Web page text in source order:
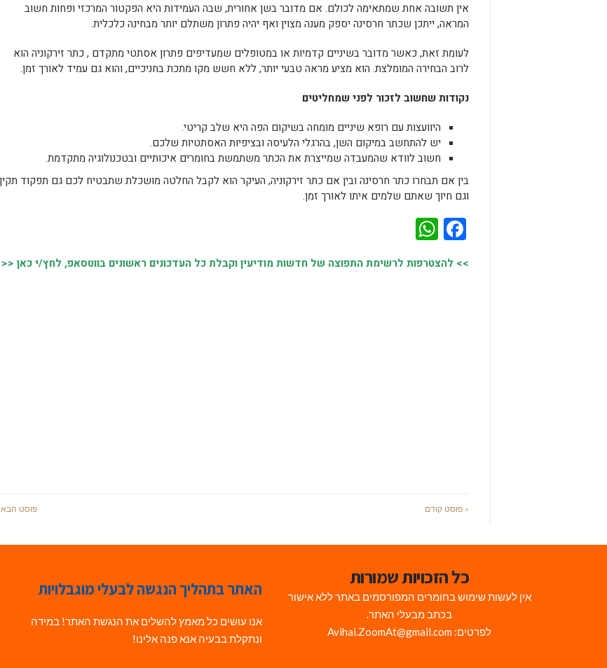
אין תשובה אחת שמתאימה לכולם. אם מדובר בשן אחורית, שבה העמידות היא הפקטור המרכזי ופחות חשוב
המראה, ייתכן שכתר חרסינה יספק מענה מצוין ואף יהיה פתרון משתלם יותר מבחינה כלכלית.
לעומת זאת, כאשר מדובר בשיניים קדמיות או במטופלים שמעדיפים פתרון אסתטי מתקדם , כתר זירקוניה הוא
לרוב הבחירה המומלצת. הוא מציע מראה טבעי יותר, ללא חשש מקו מתכת בחניכיים, והוא גם עמיד לאורך זמן.
נקודות שחשוב לזכור לפני שמחליטים
היוועצות עם רופא שיניים מומחה בשיקום הפה היא שלב קריטי.
יש להתחשב במיקום השן, בהרגלי הלעיסה ובציפיות האסתטיות שלכם.
חשוב לוודא שהמעבדה שמייצרת את הכתר משתמשת בחומרים איכותיים ובטכנולוגיה מתקדמת.
בין אם תבחרו כתר חרסינה ובין אם כתר זירקוניה, העיקר הוא לקבל החלטה מושכלת שתבטיח לכם גם תפקוד תקין
וגם חיוך שאתם שלמים איתו לאורך זמן.
Facebook
>> להצטרפות לרשימת התפוצה של חדשות מודיעין וקבלת כל העדכונים ראשונים בווטסאפ, לחץ/י כאן <<
« פוסט קודם פוסט הבא
כל הזכויות שמורות
אין לעשות שימוש בחומרים המפורסמים באתר ללא אישור
בכתב מבעלי האתר.
לפרטים: Avihai.ZoomAt@gmail.com
האתר בתהליך הנגשה לבעלי מוגבלויות
אנו עושים כל מאמץ להשלים את הנגשת האתר! במידה
ונתקלת בבעיה אנא פנה אלינו!